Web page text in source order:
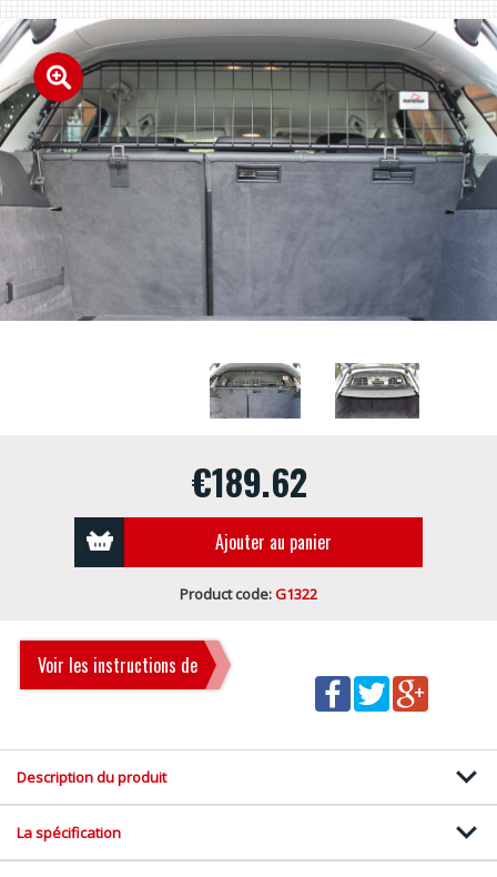
€189.62
Ajouter au panier
Product code:G1322
Voir les instructions de
Description du produit
La spécification